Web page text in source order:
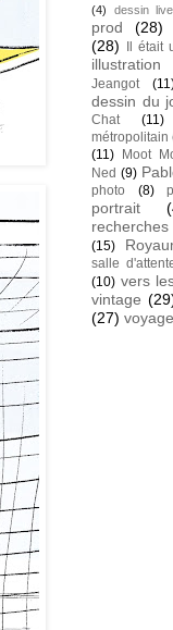
(4)
dessin live
prod
(28)
(28)
Il était
illustration
Jeangot
dessin du
Chat
(11)
métropolitain
(11)
Moot
Ned (9)
photo (8)
portrait
recherches
(15)
salle
(10) vers
vintage
(27) voyage